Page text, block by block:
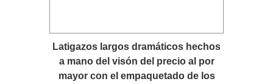
Latigazos largos dramáticos hechos
a mano del visón del precio al por
mayor con el empaquetado de los